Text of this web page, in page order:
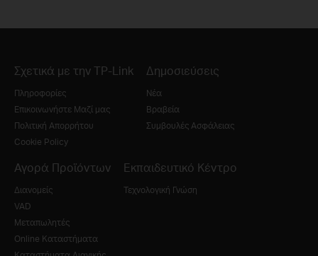
Σχετικά με την TP-Link
Πληροφορίες
Επικοινωνήστε Μαζί μας
Πολιτική Απορρήτου
Cookie Policy
Δημοσιεύσεις
Νέα
Βραβεία
Συμβουλές Ασφάλειας
Αγορά Προϊόντων
Διανομείς
VAD
Μεταπωλητές
Online Καταστήματα
Εκπαιδευτικό Κέντρο
Τεχνολογική Γνώση